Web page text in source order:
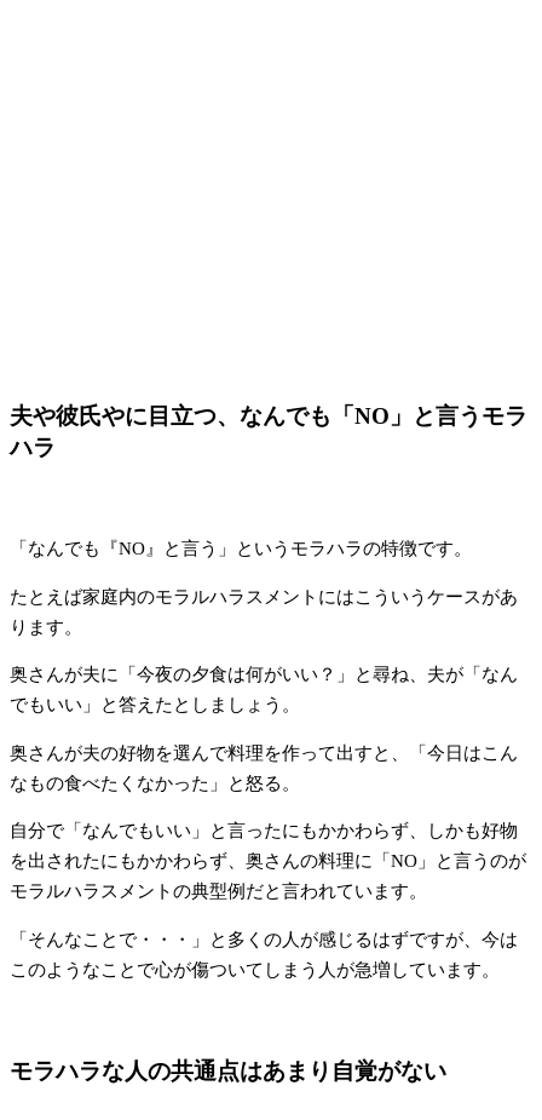
夫や彼氏やに目立つ、なんでも「NO」と言うモラ
ハラ
「なんでも『NO』と言う」というモラハラの特徴です。
たとえば家庭内のモラルハラスメントにはこういうケースがあ
ります。
奥さんが夫に「今夜の夕食は何がいい？」と尋ね、夫が「なん
でもいい」と答えたとしましょう。
奥さんが夫の好物を選んで料理を作って出すと、「今日はこん
なもの食べたくなかった」と怒る。
自分で「なんでもいい」と言ったにもかかわらず、しかも好物
を出されたにもかかわらず、奥さんの料理に「NO」と言うのが
モラルハラスメントの典型例だと言われています。
「そんなことで・・・」と多くの人が感じるはずですが、今は
このようなことで心が傷ついてしまう人が急増しています。
モラハラな人の共通点はあまり自覚がない